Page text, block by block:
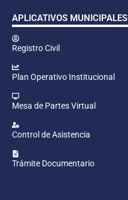
APLICATIVOS MUNICIPALES
Registro Civil
Plan Operativo Institucional
Mesa de Partes Virtual
Control de Asistencia
Trámite Documentario